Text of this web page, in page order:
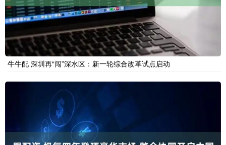
牛牛配 深圳再“闯”深水区：新一轮综合改革试点启动